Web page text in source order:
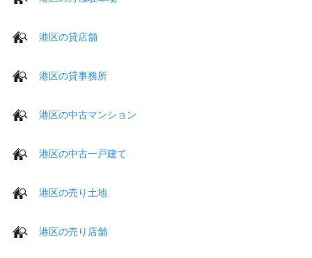
港区の貸店舗
港区の貸事務所
港区の中古マンション
港区の中古一戸建て
港区の売り土地
港区の売り店舗